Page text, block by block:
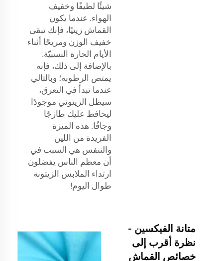
شيئًا لطيفًا وخفيف
الهواء. عندما يكون
القماش زيتيًا، فإنك تبقى
خفيف الوزن ومريحًا أثناء
الأيام الحارة النسبيّة.
بالإضافة إلى ذلك، فإنه
يمتص الرطوبة؛ وبالتالي
عندما تبدأ في التعرق،
سيظل الزيتوني موجودًا
ليحافظ عليك طازجًا
وجافًا. هذه الميزة
الفريدة من اللين
والتنفس هي السبب في
أن معظم الناس يفضلون
ارتداء الملابس الزيتونة
طوال اليوم!
متانة الفيكسين -
نظرة أقرب إلى
خصائص القماش